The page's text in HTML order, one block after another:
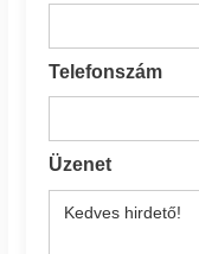
Telefonszám
Üzenet